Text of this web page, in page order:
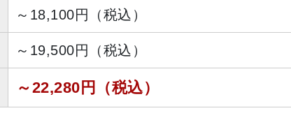
～18,100円（税込）
～19,500円（税込）
～22,280円（税込）